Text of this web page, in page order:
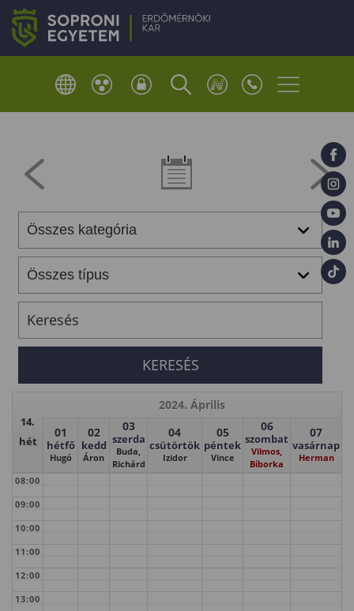
14.
hét
2024. Április
01
hétfő
Hugó
02
kedd
Áron
03
szerda
Buda,
Richárd
04
csütörtök
Izidor
05
péntek
Vince
06
szombat
Vilmos,
Bíborka
07
vasárnap
Herman
08:00
09:00
10:00
11:00
12:00
13:00